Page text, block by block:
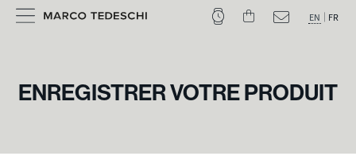
EN FR
ENREGISTRER VOTRE PRODUIT